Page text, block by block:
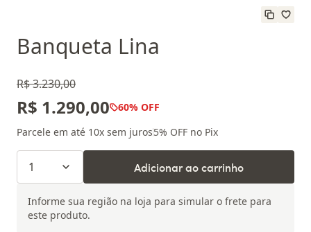
Banqueta Lina
R$ 3.230,00
R$ 1.290,00 60% OFF
Parcele em até 10x sem juros5% OFF no Pix
1 Adicionar ao carrinho
Informe sua região na loja para simular o frete para
este produto.